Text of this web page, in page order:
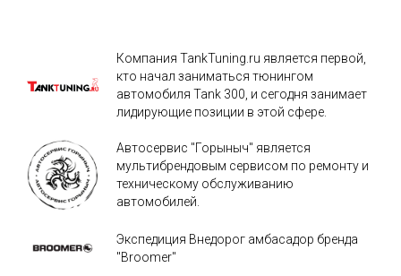
Компания TankTuning.ru является первой,
кто начал заниматься тюнингом
автомобиля Tank 300, и сегодня занимает
лидирующие позиции в этой сфере.
Автосервис "Горыныч" является
мультибрендовым сервисом по ремонту и
техническому обслуживанию
автомобилей.
Экспедиция Внедорог амбасадор бренда
"Broomer"